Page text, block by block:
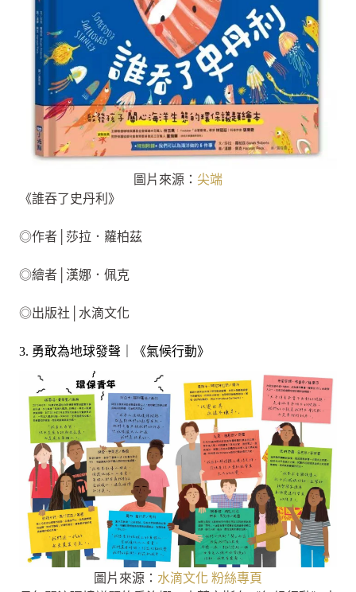
圖片來源： 尖端
《誰吞了史丹利》
◎作者│莎拉．蘿柏茲
◎繪者│漢娜．佩克
◎出版社│水滴文化
3. 勇敢為地球發聲｜《氣候行動》
圖片來源： 水滴文化 粉絲專頁